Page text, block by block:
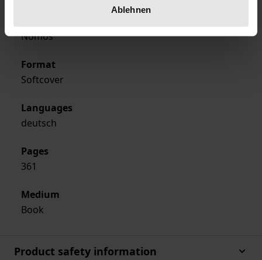
Ablehnen
Nomos
Format
Softcover
Languages
deutsch
Pages
361
Medium
Book
Product safety information